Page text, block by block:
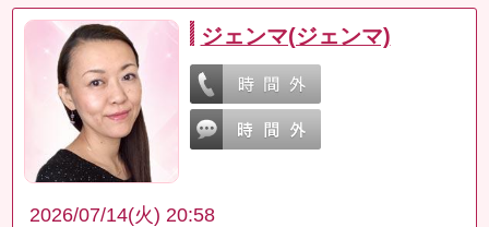
ジェンマ(ジェンマ)
2026/07/14(火) 20:58